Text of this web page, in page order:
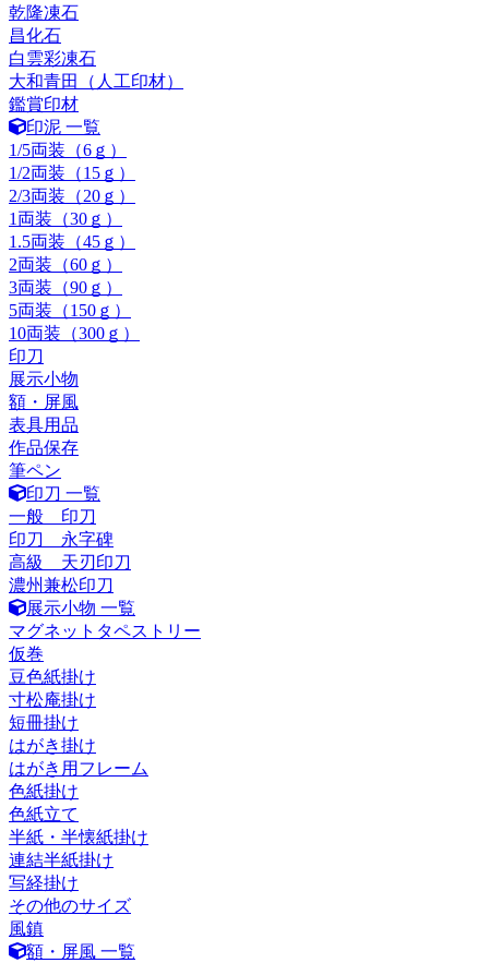
乾隆凍石
昌化石
白雲彩凍石
大和青田（人工印材）
鑑賞印材
印泥 一覧
1/5両装（6ｇ）
1/2両装（15ｇ）
2/3両装（20ｇ）
1両装（30ｇ）
1.5両装（45ｇ）
2両装（60ｇ）
3両装（90ｇ）
5両装（150ｇ）
10両装（300ｇ）
印刀
展示小物
額・屏風
表具用品
作品保存
筆ペン
印刀 一覧
一般 印刀
印刀 永字碑
高級 天刃印刀
濃州兼松印刀
展示小物 一覧
マグネットタペストリー
仮巻
豆色紙掛け
寸松庵掛け
短冊掛け
はがき掛け
はがき用フレーム
色紙掛け
色紙立て
半紙・半懐紙掛け
連結半紙掛け
写経掛け
その他のサイズ
風鎮
額・屏風 一覧